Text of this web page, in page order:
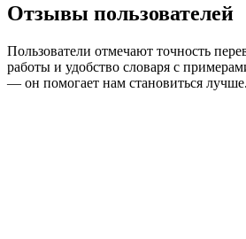
Отзывы пользователей
Пользователи отмечают точность
работы и удобство словаря с
— он помогает нам становиться лучше.